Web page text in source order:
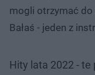
mogli otrzymać do
Bałaś - jeden z
Hity lata 2022 -